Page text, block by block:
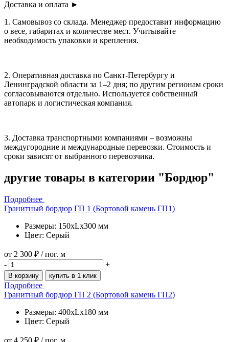
Доставка и оплата ►
1. Самовывоз со склада. Менеджер предоставит информацию
о весе, габаритах и количестве мест. Учитывайте
необходимость упаковки и крепления.
2. Оперативная доставка по Санкт-Петербургу и
Ленинградской области за 1–2 дня; по другим регионам сроки
согласовываются отдельно. Используется собственный
автопарк и логистическая компания.
3. Доставка транспортными компаниями – возможны
междугородние и международные перевозки. Стоимость и
сроки зависят от выбранного перевозчика.
другие товары в категории "Бордюр"
Подробнее
Гранитный бордюр ГП 1 (Бортовой камень ГП1)
Размеры: 150xLx300 мм
Цвет: Серый
от 2 300 ₽ / пог. м
-
+
В корзину купить в 1 клик
Подробнее
Гранитный бордюр ГП 2 (Бортовой камень ГП2)
Размеры: 400xLx180 мм
Цвет: Серый